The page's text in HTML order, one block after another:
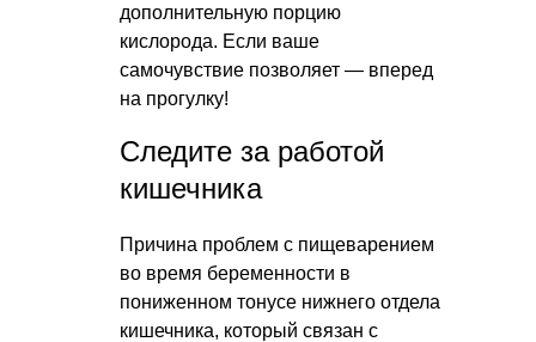
дополнительную порцию
кислорода. Если ваше
самочувствие позволяет — вперед
на прогулку!
Следите за работой
кишечника
Причина проблем с пищеварением
во время беременности в
пониженном тонусе нижнего отдела
кишечника, который связан с